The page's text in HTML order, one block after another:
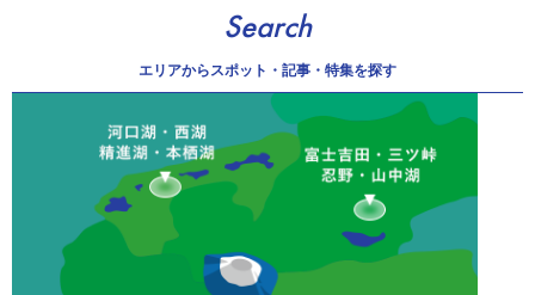
Search
エリアからスポット・記事・特集を探す